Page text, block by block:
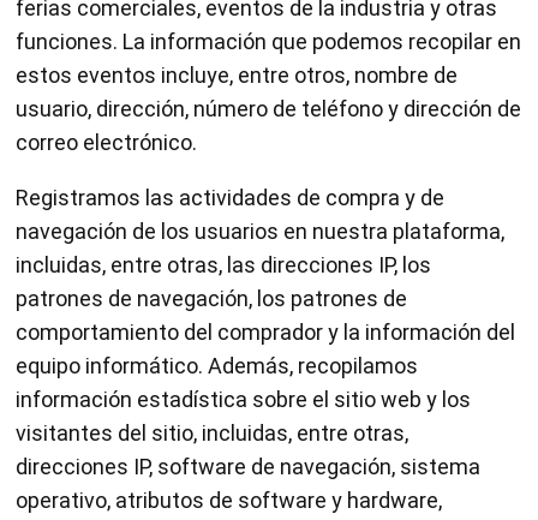
ferias comerciales, eventos de la industria y otras
funciones. La información que podemos recopilar en
estos eventos incluye, entre otros, nombre de
usuario, dirección, número de teléfono y dirección de
correo electrónico.
Registramos las actividades de compra y de
navegación de los usuarios en nuestra plataforma,
incluidas, entre otras, las direcciones IP, los
patrones de navegación, los patrones de
comportamiento del comprador y la información del
equipo informático. Además, recopilamos
información estadística sobre el sitio web y los
visitantes del sitio, incluidas, entre otras,
direcciones IP, software de navegación, sistema
operativo, atributos de software y hardware,